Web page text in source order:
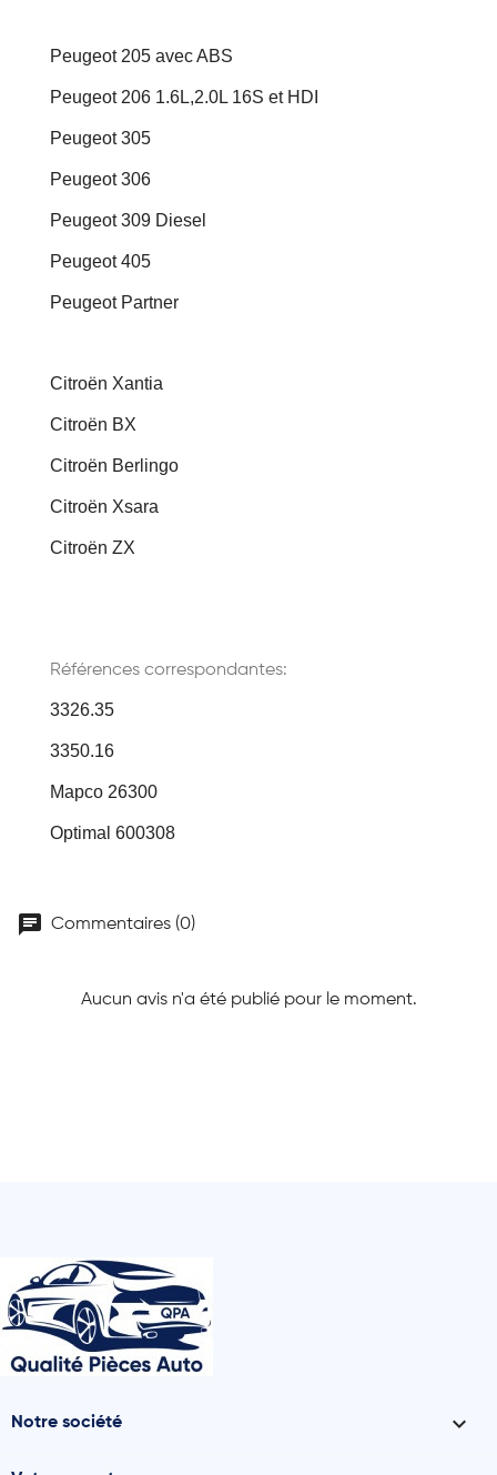
Peugeot 205 avec ABS
Peugeot 206 1.6L,2.0L 16S et HDI
Peugeot 305
Peugeot 306
Peugeot 309 Diesel
Peugeot 405
Peugeot Partner
Citroën Xantia
Citroën BX
Citroën Berlingo
Citroën Xsara
Citroën ZX
Références correspondantes:
3326.35
3350.16
Mapco 26300
Optimal 600308
chat Commentaires (0)
Aucun avis n'a été publié pour le moment.
Notre société 